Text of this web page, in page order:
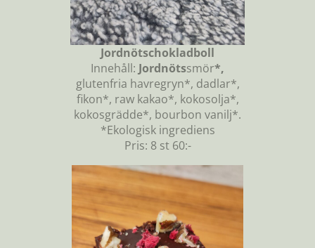
Jordnötschokladboll
Innehåll: Jordnötssmör*,
glutenfria havregryn*, dadlar*,
fikon*, raw kakao*, kokosolja*,
kokosgrädde*, bourbon vanilj*.
*Ekologisk ingrediens
Pris: 8 st 60:-